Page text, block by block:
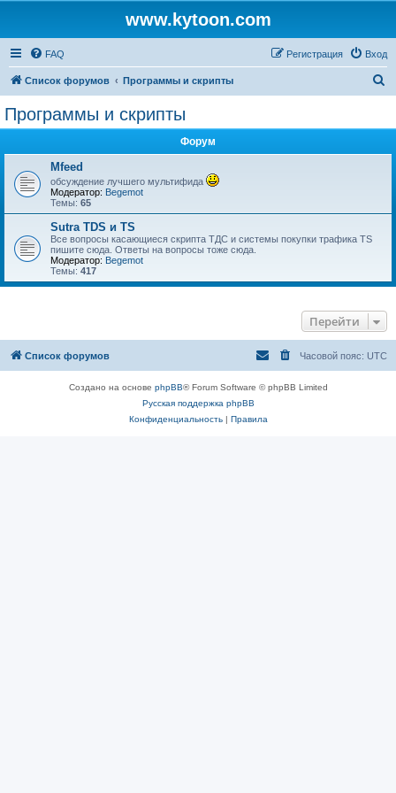
www.kytoon.com
FAQ Вход
Регистрация
Список форумов Программы и скрипты
Программы и скрипты
Форум
Mfeed
обсуждение лучшего мультифида
Модератор: Begemot
Темы: 65
Sutra TDS и TS
Все вопросы касающиеся скрипта ТДС и системы покупки трафика TS
пишите сюда. Ответы на вопросы тоже сюда.
Модератор: Begemot
Темы: 417
Перейти
Список форумов Часовой пояс: UTC
Создано на основе phpBB® Forum Software © phpBB Limited
Русская поддержка phpBB
Конфиденциальность| Правила